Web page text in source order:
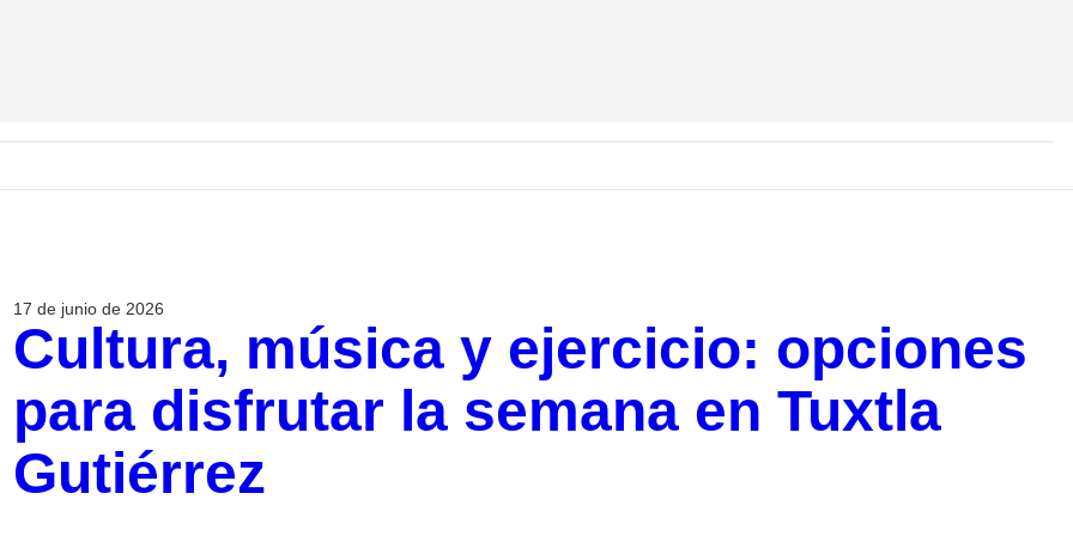
17 de junio de 2026
Cultura, música y ejercicio: opciones
para disfrutar la semana en Tuxtla
Gutiérrez